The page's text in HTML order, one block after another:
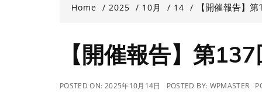
Home 2025 10月 14 【開催報告】
【開催報告】第
POSTED ON: 2025年10月14日 POSTED BY: WPMASTER